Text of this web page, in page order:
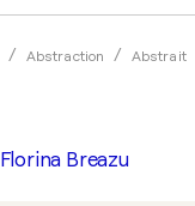
Abstraction Abstrait
Florina Breazu